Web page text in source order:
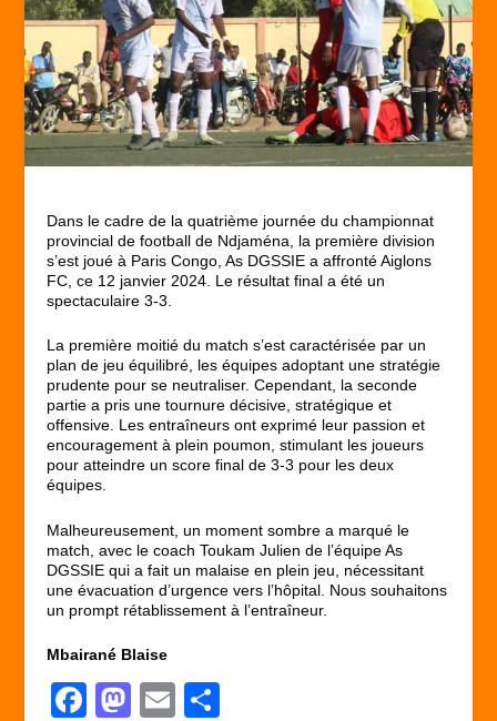
Dans le cadre de la quatrième journée du championnat
provincial de football de Ndjaména, la première division
s’est joué à Paris Congo, As DGSSIE a affronté Aiglons
FC, ce 12 janvier 2024. Le résultat final a été un
spectaculaire 3-3.
La première moitié du match s’est caractérisée par un
plan de jeu équilibré, les équipes adoptant une stratégie
prudente pour se neutraliser. Cependant, la seconde
partie a pris une tournure décisive, stratégique et
offensive. Les entraîneurs ont exprimé leur passion et
encouragement à plein poumon, stimulant les joueurs
pour atteindre un score final de 3-3 pour les deux
équipes.
Malheureusement, un moment sombre a marqué le
match, avec le coach Toukam Julien de l’équipe As
DGSSIE qui a fait un malaise en plein jeu, nécessitant
une évacuation d’urgence vers l’hôpital. Nous souhaitons
un prompt rétablissement à l’entraîneur.
Mbairané Blaise
F
M
E